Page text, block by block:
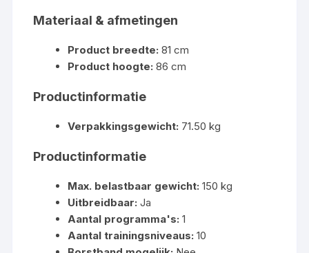
Materiaal & afmetingen
Product breedte: 81 cm
Product hoogte: 86 cm
Productinformatie
Verpakkingsgewicht: 71.50 kg
Productinformatie
Max. belastbaar gewicht: 150 kg
Uitbreidbaar: Ja
Aantal programma's: 1
Aantal trainingsniveaus: 10